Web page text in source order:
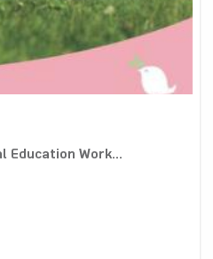
Education Work...